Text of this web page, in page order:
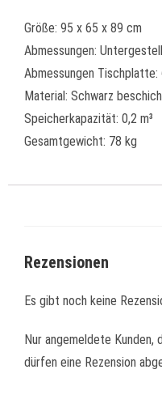
Größe: 95 x 65 x 89 cm
Abmessungen:
Abmessungen
Material: Schwarz
Speicherkapazität: 0,2 m³
Gesamtgewicht: 78 kg
Rezensionen
Es gibt noch keine
Nur angemeldete
dürfen eine Rezension